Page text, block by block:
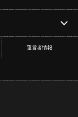
運営者情報